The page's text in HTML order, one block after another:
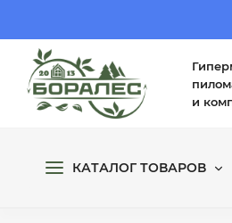
и
КАТАЛОГ ТОВАРОВ